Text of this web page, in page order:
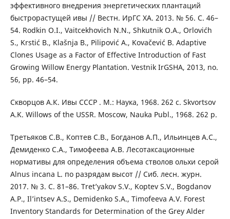
эффективного внедрения энергетических плантаций
быстрорастущей ивы // Вестн. ИрГС ХА. 2013. № 56. С. 46–
54. Rodkin O.I., Vaitcekhovich N.N., Shkutnik O.А., Orlovićh
S., Krstić B., Klašnja B., Pilipović A., Kovačević B. Adaptive
Clones Usage as a Factor of Effective Introduction of Fast
Growing Willow Energy Plantation. Vestnik IrGSHA, 2013, no.
56, pp. 46–54.
Скворцов А.К. Ивы СССР . М.: Наука, 1968. 262 с. Skvortsov
А.K. Willows of the USSR. Moscow, Nauka Publ., 1968. 262 p.
Третьяков С.В., Коптев С.В., Богданов А.П., Ильинцев А.С.,
Демиденко С.А., Тимофеева А.В. Лесотаксационные
нормативы для определения объема стволов ольхи серой
Аlnus incana L. по разрядам высот // Сиб. лесн. журн.
2017. № 3. С. 81–86. Tret’yakov S.V., Koptev S.V., Bogdanov
A.P., Il’intsev A.S., Demidenko S.A., Timofeeva A.V. Forest
Inventory Standards for Determination of the Grey Alder